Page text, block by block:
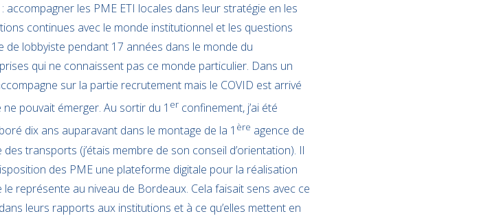
accompagner les PME ETI locales dans leur stratégie en les
continues avec le monde institutionnel et les questions
de lobbyiste pendant 17 années dans le monde du
qui ne connaissent pas ce monde particulier. Dans un
sur la partie recrutement mais le COVID est arrivé
pouvait émerger. Au sortir du 1 erconfinement, j’ai été
dix ans auparavant dans le montage de la 1 ère agence de
transports (j’étais membre de son conseil d’orientation). Il
des PME une plateforme digitale pour la réalisation
représente au niveau de Bordeaux. Cela faisait sens avec ce
leurs rapports aux institutions et à ce qu’elles mettent en